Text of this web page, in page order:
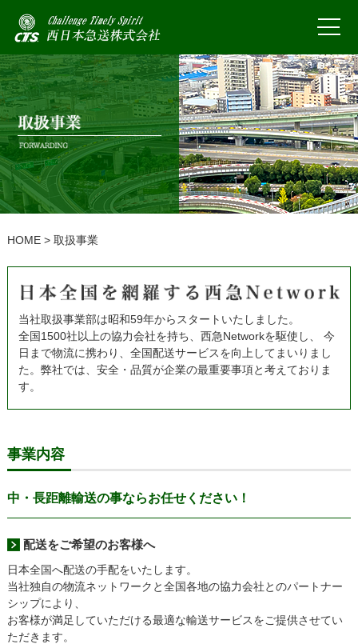
HOME> 取扱事業
当社取扱事業部は昭和59年からスタートいたしました。
全国1500社以上の協力会社を持ち、西急Networkを駆使し、
今
日まで物流に携わり、全国配送サービスを向上してまいりまし
た。 弊社では、安全・品質が企業の最重要事項と考えておりま
す。
事業内容
中・長距離輸送の事ならお任せください！
配送をご希望のお客様へ
日本全国へ配送の手配をいたします。
当社独自の物流ネットワークと全国各地の協力会社とのパートナー
シップにより、
お客様が満足していただける最適な輸送サービスをご提供させてい
ただきます。